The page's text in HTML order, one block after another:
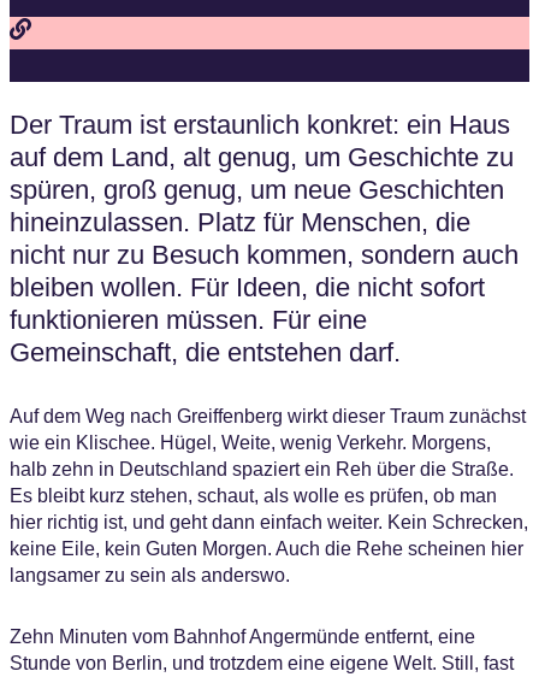
Der Traum ist erstaunlich konkret: ein Haus
auf dem Land, alt genug, um Geschichte zu
spüren, groß genug, um neue Geschichten
hineinzulassen. Platz für Menschen, die
nicht nur zu Besuch kommen, sondern auch
bleiben wollen. Für Ideen, die nicht sofort
funktionieren müssen. Für eine
Gemeinschaft, die entstehen darf.
Auf dem Weg nach Greiffenberg wirkt dieser Traum zunächst
wie ein Klischee. Hügel, Weite, wenig Verkehr. Morgens,
halb zehn in Deutschland spaziert ein Reh über die Straße.
Es bleibt kurz stehen, schaut, als wolle es prüfen, ob man
hier richtig ist, und geht dann einfach weiter. Kein Schrecken,
keine Eile, kein Guten Morgen. Auch die Rehe scheinen hier
langsamer zu sein als anderswo.
Zehn Minuten vom Bahnhof Angermünde entfernt, eine
Stunde von Berlin, und trotzdem eine eigene Welt. Still, fast